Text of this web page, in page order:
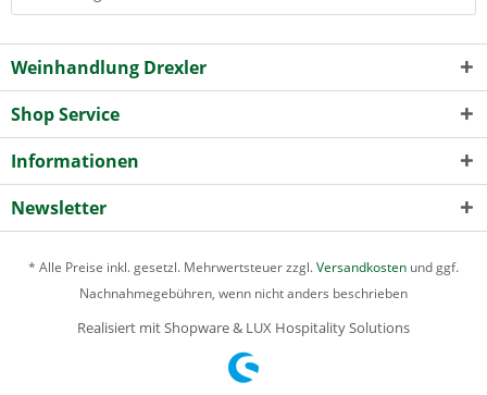
Weinhandlung Drexler
Shop Service
Informationen
Newsletter
* Alle Preise inkl. gesetzl. Mehrwertsteuer zzgl.Versandkosten und ggf.
Nachnahmegebühren, wenn nicht anders beschrieben
Realisiert mit Shopware & LUX Hospitality Solutions